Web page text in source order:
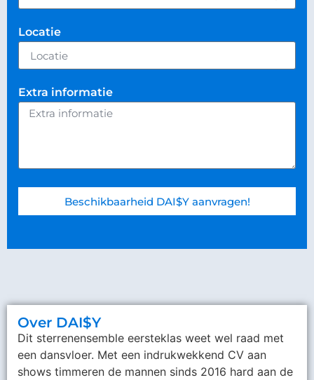
Locatie
Extra informatie
Beschikbaarheid DAI$Y aanvragen!
Over DAI$Y
Dit sterrenensemble eersteklas weet wel raad met
een dansvloer. Met een indrukwekkend CV aan
shows timmeren de mannen sinds 2016 hard aan de